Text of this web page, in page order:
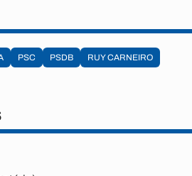
PSC PSDB RUY CARNEIRO